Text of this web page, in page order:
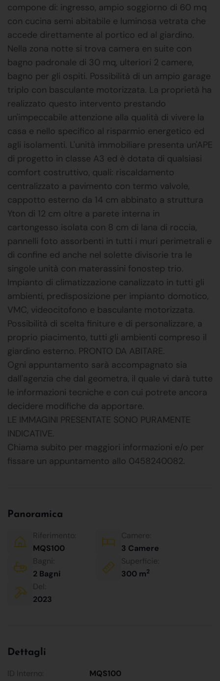
compone di: ingresso, ampio soggiorno di 60 mq
con cucina semi abitabile e luminosa vetrata che
accede direttamente al portico ed al giardino.
Nella zona notte si trova camera en suite con
bagno padronale di 30 mq, ulteriori 2 camere,
bagno per gli ospiti. Possibilità di un ampio garage
triplo con basculante motorizzata. La proprietà ha
realizzato questo intervento prestando
un'impeccabile attenzione alla qualità di vivere la
casa e nello specifico al risparmio energetico ed
agli isolamenti. L'unità immobiliare presenta un'APE
di progetto in classe A3 ed è dotata di qualsiasi
comfort costruttivo, quali: riscaldamento
centralizzato a pavimento con termo valvole,
cappotto esterno da 14 cm abbinato a struttura
Yton di 12 cm oltre a parete interna in
cartongesso isolata con 8 cm di lana di roccia,
pannelli foto assorbenti in tutti i muri perimetrali e
di confine ed anche nel solette divisorie tra le
singole unità con materassini fonostep trio.
Impianto di climatizzazione canalizzato in tutti gli
ambienti, predisposizione per impianto domotico,
VMC, videocitofono e basculante motorizzata.
Possibilità di scelta finiture e di personalizzare, a
proprio piacimento, tutti gli ambienti compreso il
giardino esterno. PRONTO DA ABITARE.
Ogni appuntamento sarà accompagnato sia
dall'agenzia che dal geometra, il quale vi darà tutte
le informazioni tecniche e con cui potrete ancora
decidere modifiche da apportare.
LE IMMAGINI PRESENTATE SONO PURAMENTE
INDICATIVE.
Chiama subito per maggiori informazioni e/o per
fissare un appuntamento allo 0458240082.
Panoramica
Riferimento:
MQS100
Camere:
3 Camere
Bagni:
2 Bagni
Superficie:
300 m2
Del:
2023
Dettagli
ID Interno: MQS100